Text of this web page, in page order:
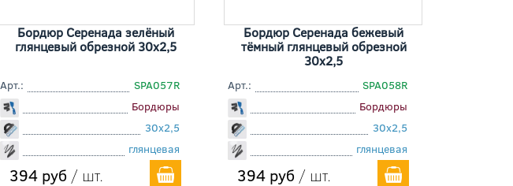
Бордюр Серенада зелёный
глянцевый обрезной 30x2,5
Арт.:
SPA057R
Бордюры
30x2,5
глянцевая
394 руб / шт.
Бордюр Серенада бежевый
тёмный глянцевый обрезной
30x2,5
Арт.:
SPA058R
Бордюры
30x2,5
глянцевая
394 руб / шт.